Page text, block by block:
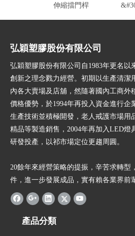
伸縮擋門桿
弘穎塑膠股份有限公司
弘穎塑膠股份有限公司自1983年更名以
創新之理念戮力經營。初期以生產清潔
內各大賣場及店舖，然隨著國內工商外
價格優勢，於1994年再投入資金進行企
生產技術並積極開發，老人戒護市場用
精品等製造銷售，2004年再加入LED燈
研發投產，以祁市場定位更趨周圓。
20餘年來經營策略的提振，辛苦求轉型
件，進一步發展成品，實有賴各業界前
產品分類